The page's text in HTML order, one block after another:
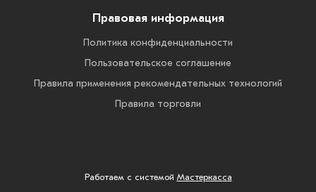
Правовая информация
Политика конфиденциальности
Пользовательское соглашение
Правила применения рекомендательных технологий
Правила торговли
Работаем с системой Мастеркасса